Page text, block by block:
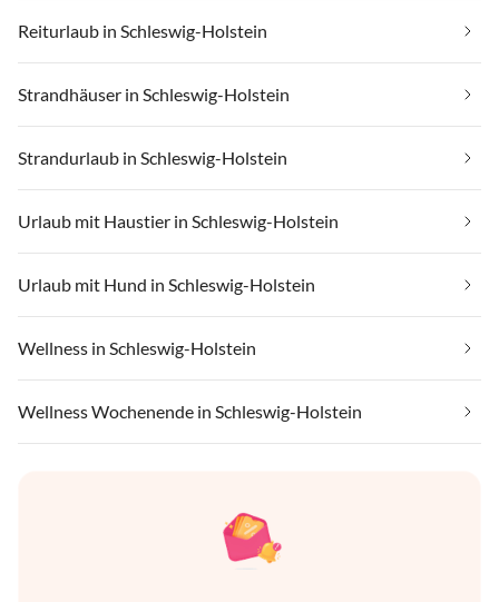
Reiturlaub in Schleswig-Holstein
Strandhäuser in Schleswig-Holstein
Strandurlaub in Schleswig-Holstein
Urlaub mit Haustier in Schleswig-Holstein
Urlaub mit Hund in Schleswig-Holstein
Wellness in Schleswig-Holstein
Wellness Wochenende in Schleswig-Holstein